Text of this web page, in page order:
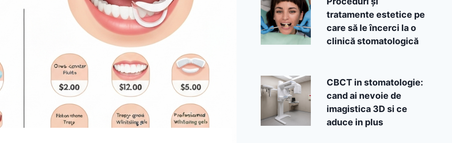
tratamente estetice pe
care să le încerci la o
clinică stomatologică
CBCT in stomatologie:
cand ai nevoie de
imagistica 3D si ce
aduce in plus